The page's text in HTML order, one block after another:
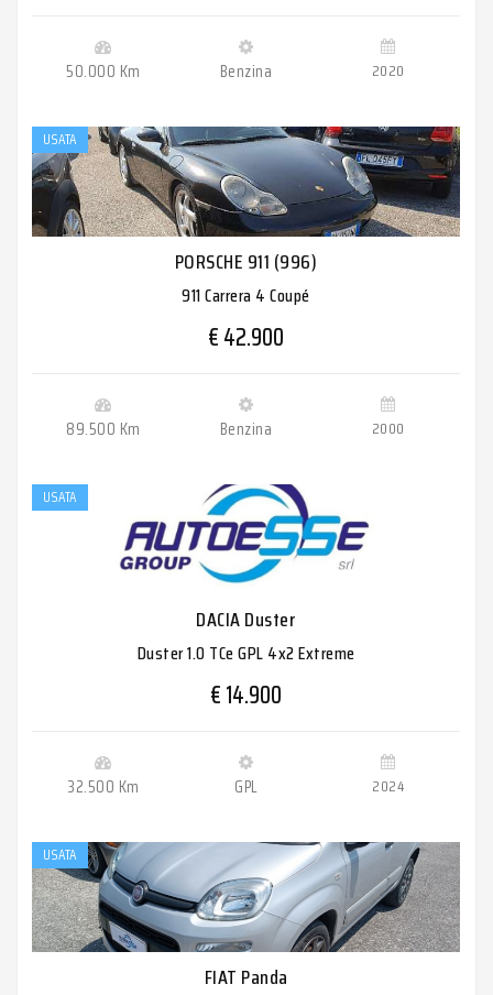
50.000 Km Benzina 2020
USATA
PORSCHE 911 (996)
911 Carrera 4 Coupé
€ 42.900
89.500 Km Benzina 2000
USATA
DACIA Duster
Duster 1.0 TCe GPL 4x2 Extreme
€ 14.900
32.500 Km GPL 2024
USATA
FIAT Panda